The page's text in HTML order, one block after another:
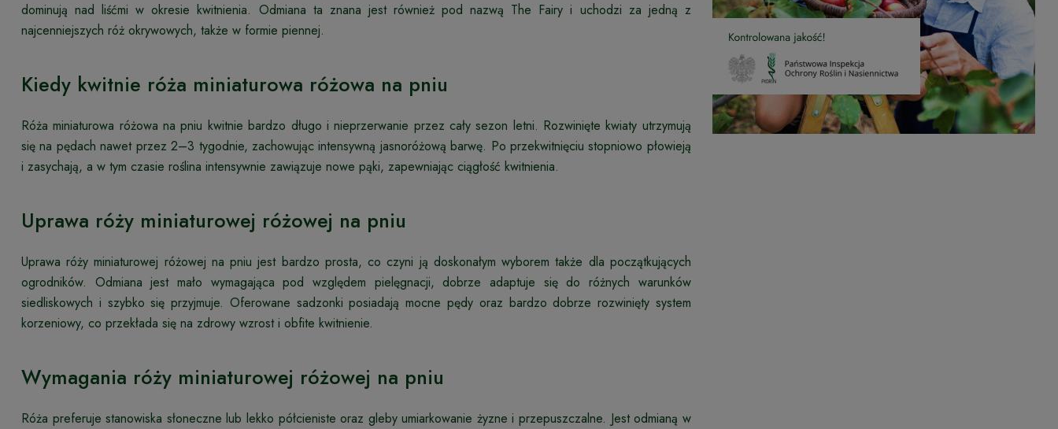
dominują nad liśćmi w okresie kwitnienia. Odmiana ta znana jest również pod nazwą The Fairy i uchodzi za jedną z
najcenniejszych róż okrywowych, także w formie piennej.
Kiedy kwitnie róża miniaturowa różowa na pniu
Róża miniaturowa różowa na pniu kwitnie bardzo długo i nieprzerwanie przez cały sezon letni. Rozwinięte kwiaty utrzymują
się na pędach nawet przez 2–3 tygodnie, zachowując intensywną jasnoróżową barwę. Po przekwitnięciu stopniowo płowieją
i zasychają, a w tym czasie roślina intensywnie zawiązuje nowe pąki, zapewniając ciągłość kwitnienia.
Uprawa róży miniaturowej różowej na pniu
Uprawa róży miniaturowej różowej na pniu jest bardzo prosta, co czyni ją doskonałym wyborem także dla początkujących
ogrodników. Odmiana jest mało wymagająca pod względem pielęgnacji, dobrze adaptuje się do różnych warunków
siedliskowych i szybko się przyjmuje. Oferowane sadzonki posiadają mocne pędy oraz bardzo dobrze rozwinięty system
korzeniowy, co przekłada się na zdrowy wzrost i obfite kwitnienie.
Wymagania róży miniaturowej różowej na pniu
Róża preferuje stanowiska słoneczne lub lekko półcieniste oraz gleby umiarkowanie żyzne i przepuszczalne. Jest odmianą w